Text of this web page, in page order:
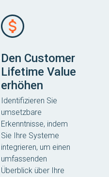
Den Customer
Lifetime Value
erhöhen
Identifizieren Sie
umsetzbare
Erkenntnisse, indem
Sie Ihre Systeme
integrieren, um einen
umfassenden
Überblick über Ihre